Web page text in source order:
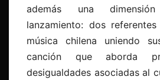
además una
lanzamiento: dos
música chilena uniendo
canción que aborda
desigualdades asociadas al